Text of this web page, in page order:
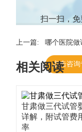
扫一扫，免
点击咨询
上一篇: 哪个医院做
相关阅读
甘肃做三代试管
详解，附试管费
率